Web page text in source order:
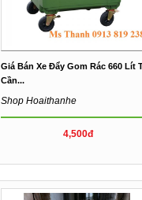
Giá Bán Xe Đẩy Gom Rác 660 Lít
Cần...
Shop Hoaithanhe
4,500đ